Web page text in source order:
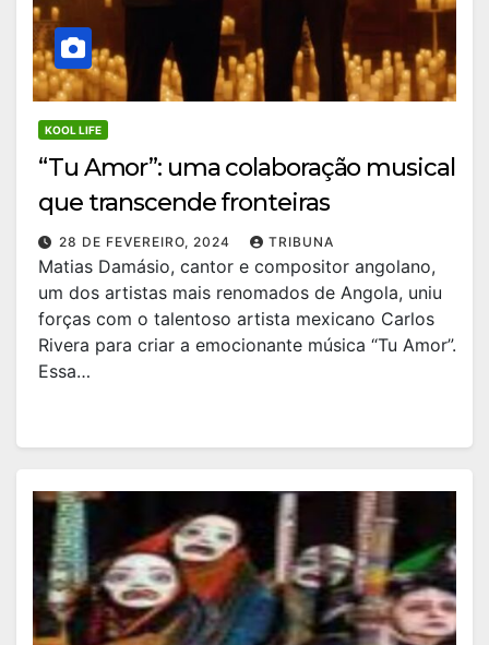
KOOL LIFE
“Tu Amor”: uma colaboração musical
que transcende fronteiras
28 DE FEVEREIRO, 2024 TRIBUNA
Matias Damásio, cantor e compositor angolano,
um dos artistas mais renomados de Angola, uniu
forças com o talentoso artista mexicano Carlos
Rivera para criar a emocionante música “Tu Amor”.
Essa…